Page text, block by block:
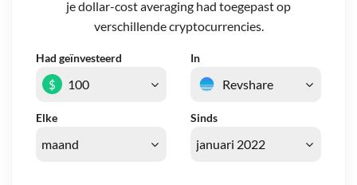
je dollar-cost averaging had toegepast op
verschillende cryptocurrencies.
Had geïnvesteerd In
Elke Sinds
$